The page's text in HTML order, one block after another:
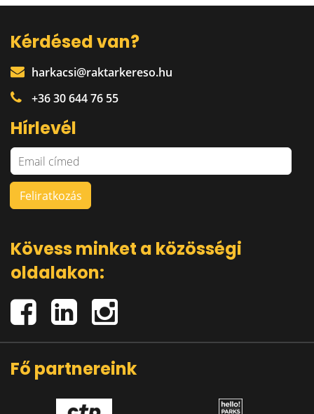
Kérdésed van?
harkacsi@raktarkereso.hu
+36 30 644 76 55
Hírlevél
Kövess minket a közösségi
oldalakon:
Fő partnereink